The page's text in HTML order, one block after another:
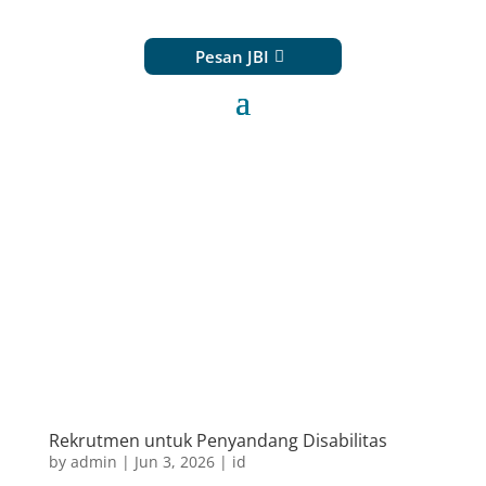
Pesan JBI
Rekrutmen untuk Penyandang Disabilitas
by admin | Jun 3, 2026| id